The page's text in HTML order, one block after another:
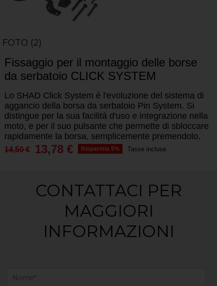
FOTO (2)
Fissaggio per il montaggio delle borse
da serbatoio CLICK SYSTEM
Lo SHAD Click System è l'evoluzione del sistema di
aggancio della borsa da serbatoio Pin System. Si
distingue per la sua facilità d'uso e integrazione nella
moto, e per il suo pulsante che permette di sbloccare
rapidamente la borsa, semplicemente premendolo.
14,50 € 13,78 € Risparmia 5% Tasse incluse
CONTATTACI PER
MAGGIORI
INFORMAZIONI